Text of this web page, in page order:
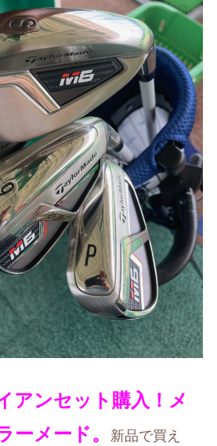
アンセット購入！メ
ーメード。
新品で買え